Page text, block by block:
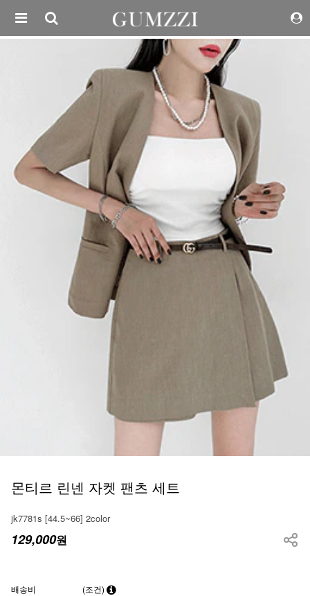
몬티르 린넨 자켓 팬츠 세트
jk7781s [44.5~66] 2color
129,000원
배송비 (조건)